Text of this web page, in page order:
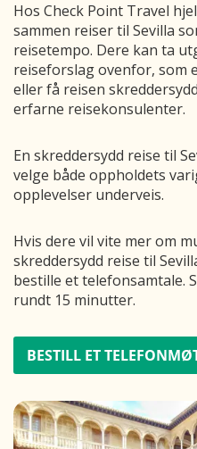
Hos Check Point Travel
sammen reiser til Sevilla
reisetempo. Dere kan ta
reiseforslag ovenfor, som
eller få reisen
erfarne reisekonsulenter.
En skreddersydd reise til
velge både oppholdets
opplevelser underveis.
Hvis dere vil vite mer om
skreddersydd reise til
bestille et telefonsamtale.
rundt 15 minutter.
BESTILL ET